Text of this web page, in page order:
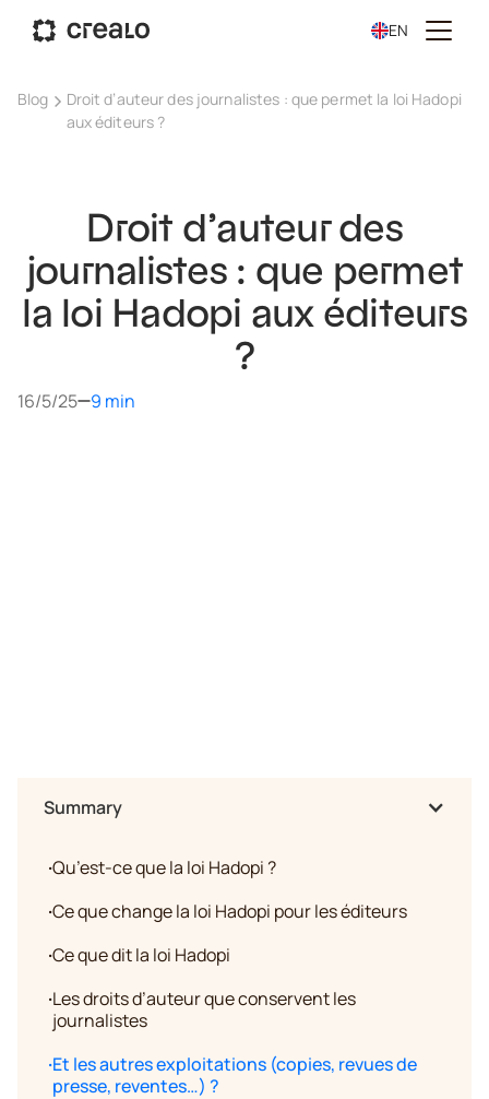
EN
Blog
Droit d’auteur des journalistes : que permet la loi Hadopi
aux éditeurs ?
Droit d’auteur des
journalistes : que permet
la loi Hadopi aux éditeurs
?
16/5/25 9 min
Summary
·Qu’est-ce que la loi Hadopi ?
·Ce que change la loi Hadopi pour les éditeurs
·Ce que dit la loi Hadopi
·Les droits d’auteur que conservent les
journalistes
·Et les autres exploitations (copies, revues de
presse, reventes…) ?